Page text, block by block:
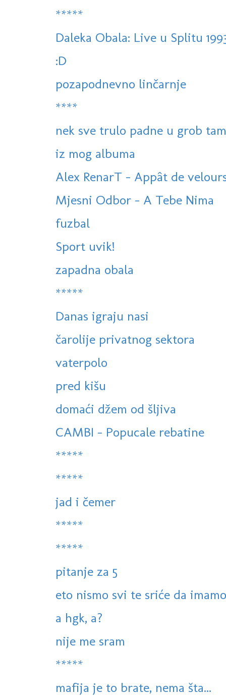
*****
Daleka Obala: Live u Splitu
:D
pozapodnevno linčarnje
****
nek sve trulo padne u grob
iz mog albuma
Alex RenarT - Appât de
Mjesni Odbor - A Tebe Nima
fuzbal
Sport uvik!
zapadna obala
*****
Danas igraju nasi
čarolije privatnog sektora
vaterpolo
pred kišu
domaći džem od šljiva
CAMBI - Popucale rebatine
*****
*****
jad i čemer
*****
*****
pitanje za 5
eto nismo svi te sriće da
a hgk, a?
nije me sram
*****
mafija je to brate, nema šta...